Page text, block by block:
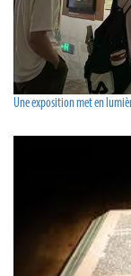
Une exposition met en